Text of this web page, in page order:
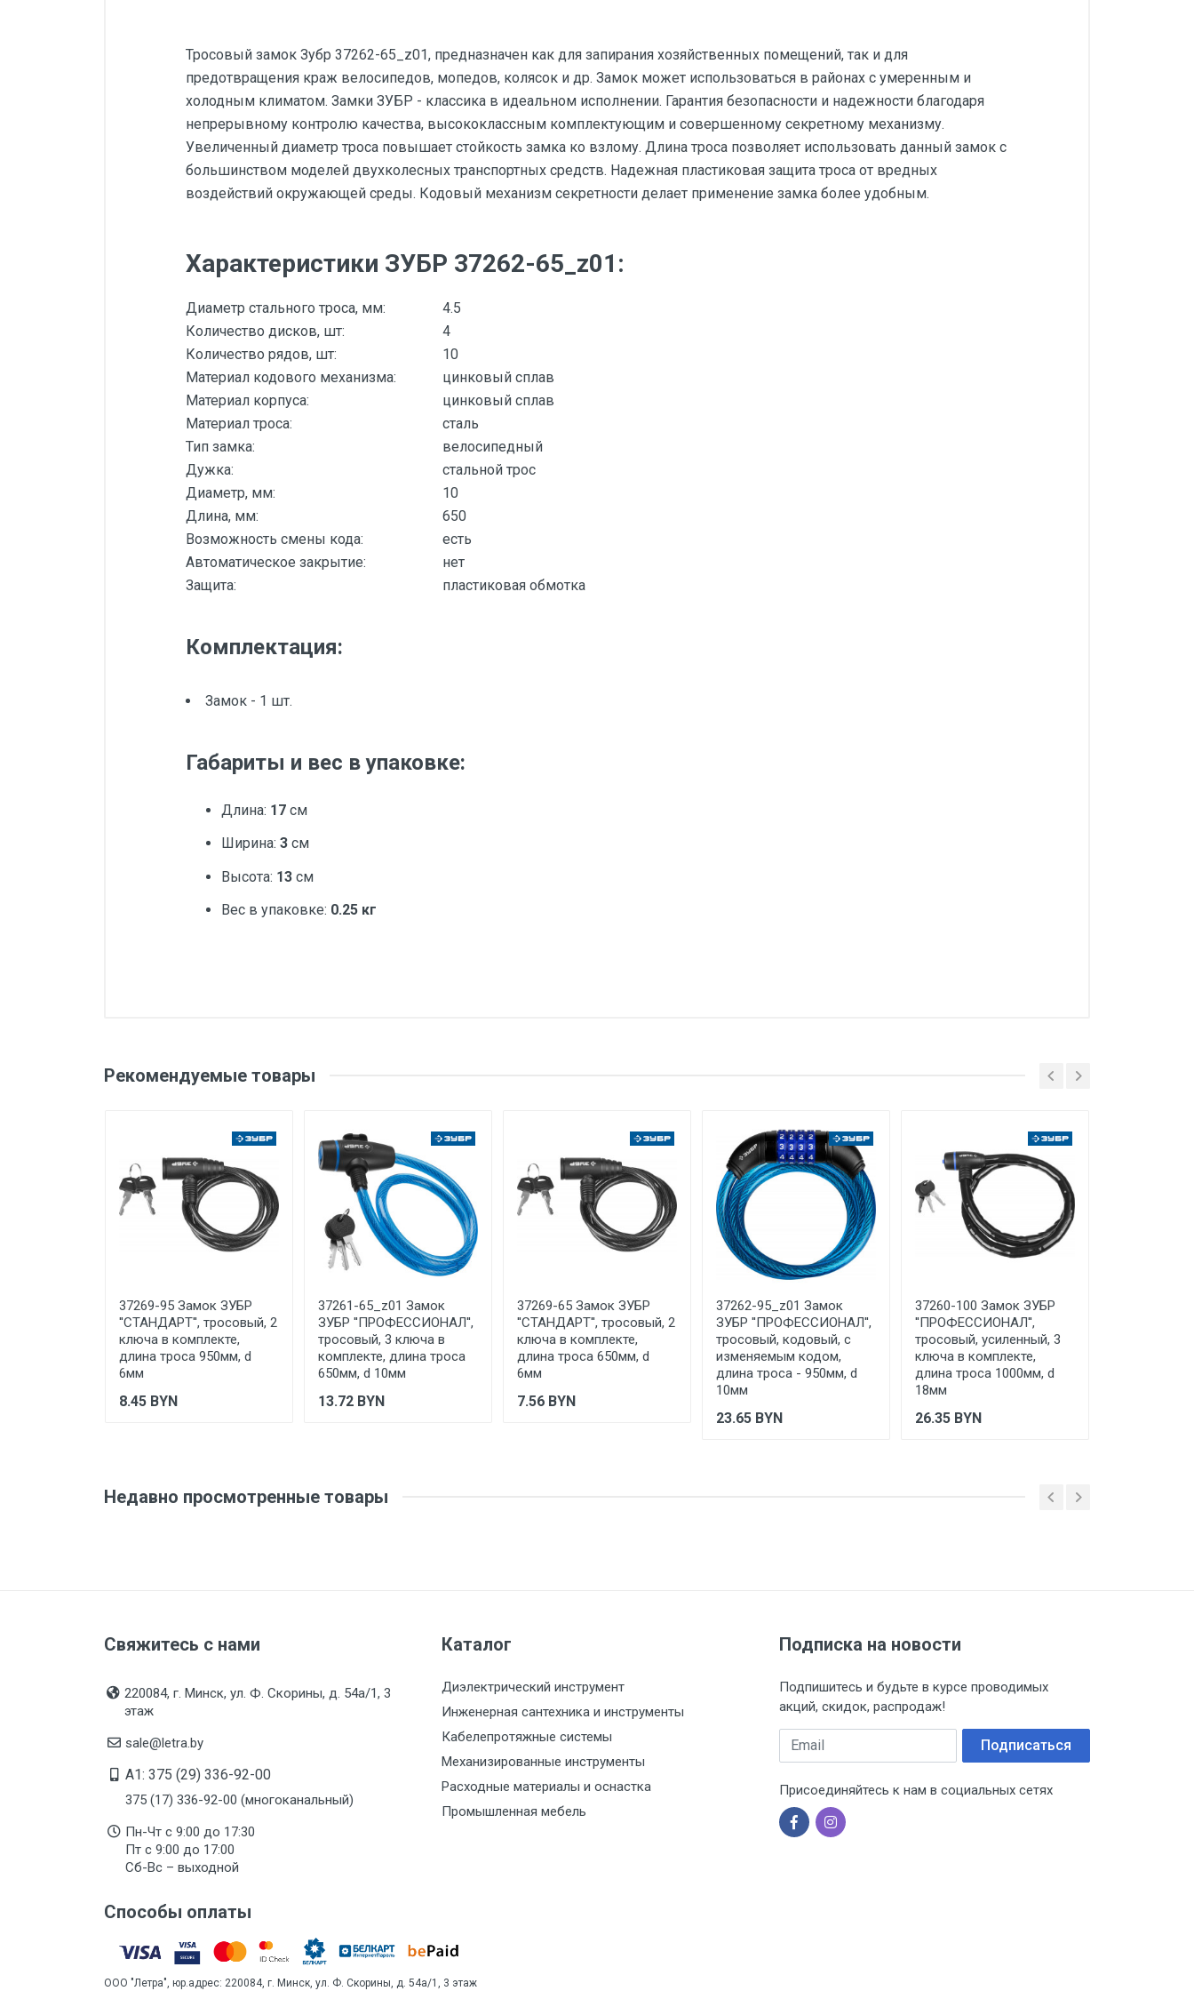
Тросовый замок Зубр 37262-65_z01, предназначен как для запирания хозяйственных помещений, так и для
предотвращения краж велосипедов, мопедов, колясок и др. Замок может использоваться в районах с умеренным и
холодным климатом. Замки ЗУБР - классика в идеальном исполнении. Гарантия безопасности и надежности благодаря
непрерывному контролю качества, высококлассным комплектующим и совершенному секретному механизму.
Увеличенный диаметр троса повышает стойкость замка ко взлому. Длина троса позволяет использовать данный замок с
большинством моделей двухколесных транспортных средств. Надежная пластиковая защита троса от вредных
воздействий окружающей среды. Кодовый механизм секретности делает применение замка более удобным.
Характеристики ЗУБР 37262-65_z01:
Диаметр стального троса, мм:
4.5
Количество дисков, шт:
4
Количество рядов, шт:
10
Материал кодового механизма:
цинковый сплав
Материал корпуса:
цинковый сплав
Материал троса:
сталь
Тип замка:
велосипедный
Дужка:
стальной трос
Диаметр, мм:
10
Длина, мм:
650
Возможность смены кода:
есть
Автоматическое закрытие:
нет
Защита:
пластиковая обмотка
Комплектация:
Замок - 1 шт.
Габариты и вес в упаковке:
Длина: 17 см
Ширина: 3 см
Высота: 13 см
Вес в упаковке: 0.25 кг
Производитель и место
Срок службы
Указан на упаковке / в паспорте товара
Дата изготовления
Указана на упаковке / в паспорте товара
Срок годности
Указан на упаковке / в паспорте товара
Подтверждение
Товар соответствует требованиям технических регламентов ТР ТС (ЕАЭС). Сведения о номере
сертификата/декларации соответствия содержатся в сопроводительной документации к
Ваше сообщение
Отправить отзыв
Рекомендуемые товары
37269-95 Замок ЗУБР
''СТАНДАРТ'', тросовый, 2
ключа в комплекте,
длина троса 950мм, d
6мм
8.45 BYN
37261-65_z01 Замок
ЗУБР ''ПРОФЕССИОНАЛ'',
тросовый, 3 ключа в
комплекте, длина троса
650мм, d 10мм
13.72 BYN
37269-65 Замок ЗУБР
''СТАНДАРТ'', тросовый, 2
ключа в комплекте,
длина троса 650мм, d
6мм
7.56 BYN
37262-95_z01 Замок
ЗУБР ''ПРОФЕССИОНАЛ'',
тросовый, кодовый, с
изменяемым кодом,
длина троса - 950мм, d
10мм
23.65 BYN
37260-100 Замок ЗУБР
''ПРОФЕССИОНАЛ'',
тросовый, усиленный, 3
ключа в комплекте,
длина троса 1000мм, d
18мм
26.35 BYN
Недавно просмотренные товары
Свяжитесь с нами
220084, г. Минск, ул. Ф. Скорины, д. 54а/1, 3
этаж
sale@letra.by
A1: 375 (29) 336-92-00
375 (17) 336-92-00 (многоканальный)
Пн-Чт с 9:00 до 17:30
Пт с 9:00 до 17:00
Сб-Вс – выходной
Каталог
Диэлектрический инструмент
Инженерная сантехника и инструменты
Кабелепротяжные системы
Механизированные инструменты
Расходные материалы и оснастка
Промышленная мебель
Подписка на новости
Подпишитесь и будьте в курсе проводимых
акций, скидок, распродаж!
Email Подписаться
Присоединяйтесь к нам в социальных сетях
Способы оплаты
ООО "Летра", юр.адрес: 220084, г. Минск, ул. Ф. Скорины, д. 54а/1, 3 этаж